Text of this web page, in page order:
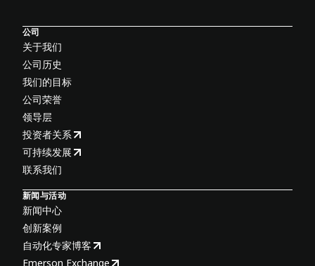
公司
关于我们
公司历史
我们的目标
公司荣誉
领导层
投资者关系
可持续发展
联系我们
新闻与活动
新闻中心
创新案例
自动化专家博客
Emerson Exchange